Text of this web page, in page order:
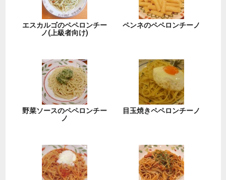
エスカルゴのペペロンチー
ノ(上級者向け)
ペンネのペペロンチーノ
野菜ソースのペペロンチー
ノ
目玉焼きペペロンチーノ